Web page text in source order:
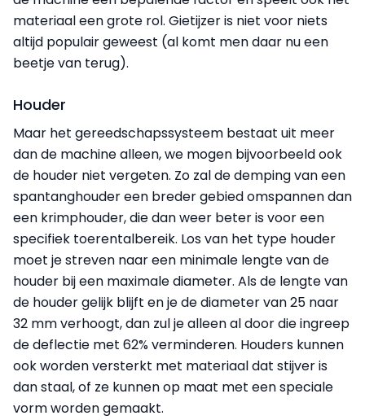
materiaal een grote rol. Gietijzer is niet voor niets
altijd populair geweest (al komt men daar nu een
beetje van terug).
Houder
Maar het gereedschapssysteem bestaat uit meer
dan de machine alleen, we mogen bijvoorbeeld ook
de houder niet vergeten. Zo zal de demping van een
spantanghouder een breder gebied omspannen dan
een krimphouder, die dan weer beter is voor een
specifiek toerentalbereik. Los van het type houder
moet je streven naar een minimale lengte van de
houder bij een maximale diameter. Als de lengte van
de houder gelijk blijft en je de diameter van 25 naar
32 mm verhoogt, dan zul je alleen al door die ingreep
de deflectie met 62% verminderen. Houders kunnen
ook worden versterkt met materiaal dat stijver is
dan staal, of ze kunnen op maat met een speciale
vorm worden gemaakt.